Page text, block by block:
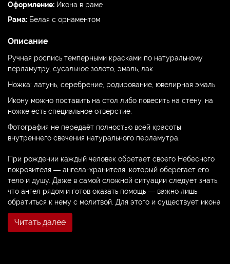
Оформление: Икона в раме
Рама: Белая с орнаментом
Описание
Ручная роспись темперными красками по натуральному
перламутру, сусальное золото, эмаль, лак.
Ножка: латунь, серебрение, родирование, ювелирная эмаль.
Икону можно поставить на стол либо повесить на стену, на
ножке есть специальное отверстие.
Фотография не передаёт полностью всей красоты
внутреннего свечения натурального перламутра.
При рождении каждый человек обретает своего Небесного
покровителя — ангела-хранителя, который оберегает его
тело и душу. Даже в самой сложной ситуации следует знать,
что ангел рядом и готов оказать помощь — важно лишь
обратиться к нему с молитвой. Для этого и существует икона
Ангела.
Икону Ангела Хранителя часто пишут персонально для
Читать далее